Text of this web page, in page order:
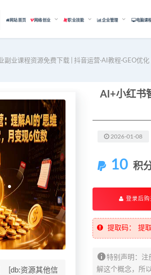
网站首页 网络创业 职业技能 企业管理 电脑课
业课程资源免费下载 | 抖音运营·AI教程·GEO优化
[db:资源其他信
2026-01-08
10 积
登录后购
提取码： 提
特别声明：注
解这个概念，所